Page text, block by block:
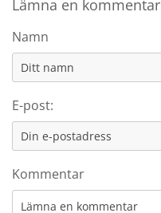
Lämna en kommentar
Namn
E-post:
Kommentar